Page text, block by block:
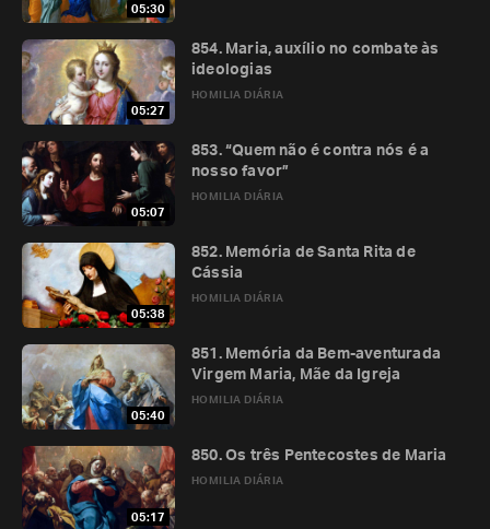
05:30
05:27
HOMILIA DIÁRIA
854. Maria, auxílio no combate às
ideologias
05:07
HOMILIA DIÁRIA
853. “Quem não é contra nós é a
nosso favor”
05:38
HOMILIA DIÁRIA
852. Memória de Santa Rita de
Cássia
05:40
HOMILIA DIÁRIA
851. Memória da Bem-aventurada
Virgem Maria, Mãe da Igreja
05:17
HOMILIA DIÁRIA
850. Os três Pentecostes de Maria